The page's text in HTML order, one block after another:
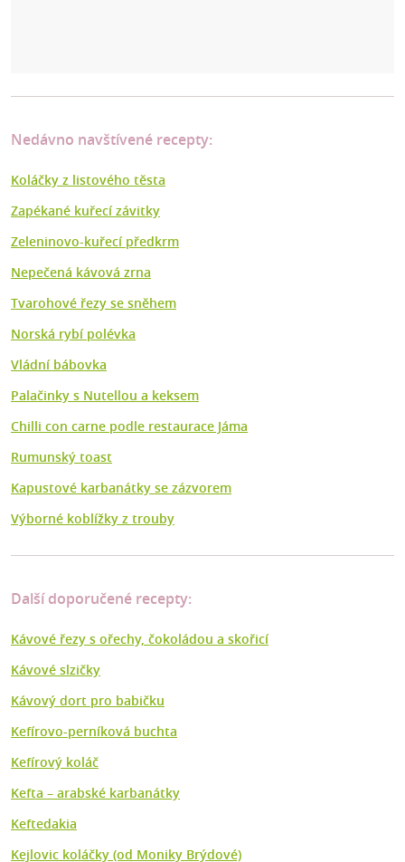
Nedávno navštívené recepty:
Koláčky z listového těsta
Zapékané kuřecí závitky
Zeleninovo-kuřecí předkrm
Nepečená kávová zrna
Tvarohové řezy se sněhem
Norská rybí polévka
Vládní bábovka
Palačinky s Nutellou a keksem
Chilli con carne podle restaurace Jáma
Rumunský toast
Kapustové karbanátky se zázvorem
Výborné koblížky z trouby
Další doporučené recepty:
Kávové řezy s ořechy, čokoládou a skořicí
Kávové slzičky
Kávový dort pro babičku
Kefírovo-perníková buchta
Kefírový koláč
Kefta –⁠ arabské karbanátky
Keftedakia
Kejlovic koláčky (od Moniky Brýdové)